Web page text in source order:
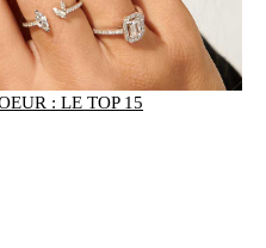
: LE TOP 15